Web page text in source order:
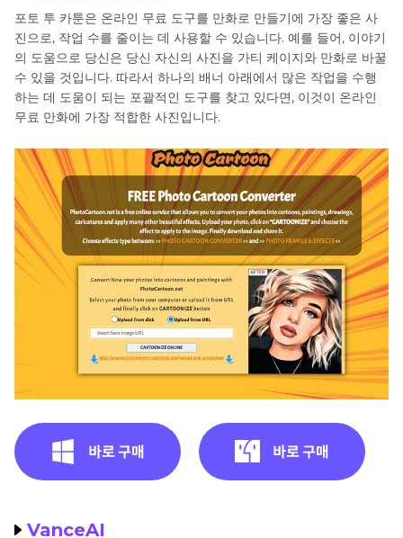
포토 투 카툰은 온라인 무료 도구를 만화로 만들기에 가장 좋은 사
진으로, 작업 수를 줄이는 데 사용할 수 있습니다. 예를 들어, 이야기
의 도움으로 당신은 당신 자신의 사진을 가티 케이지와 만화로 바꿀
수 있을 것입니다. 따라서 하나의 배너 아래에서 많은 작업을 수행
하는 데 도움이 되는 포괄적인 도구를 찾고 있다면, 이것이 온라인
무료 만화에 가장 적합한 사진입니다.
VanceAI